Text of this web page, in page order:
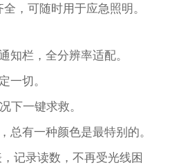
，可随时用于应急照明。
知栏，全分辨率适配。
一切。
下一键求救。
总有一种颜色是最特别的。
记录读数，不再受光线困